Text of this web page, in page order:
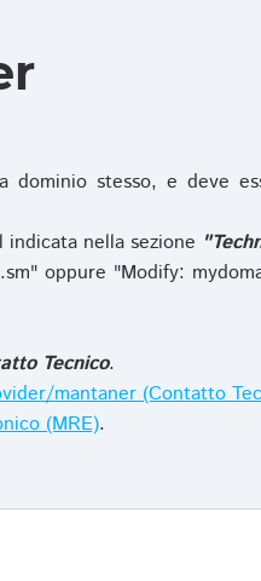
stesso, e deve
nella sezione
oppure "Modify:
Tecnico.
mantaner (Contatto
(MRE).